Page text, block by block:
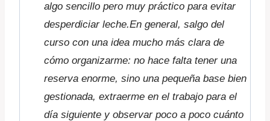
algo sencillo pero muy práctico para evitar
desperdiciar leche.En general, salgo del
curso con una idea mucho más clara de
cómo organizarme: no hace falta tener una
reserva enorme, sino una pequeña base bien
gestionada, extraerme en el trabajo para el
día siguiente y observar poco a poco cuánto